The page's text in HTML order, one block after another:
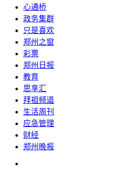
心通桥
政务集群
只是喜欢
郑州之窗
彩票
郑州日报
教育
思享汇
拜祖频道
生活周刊
应急管理
财经
郑州晚报